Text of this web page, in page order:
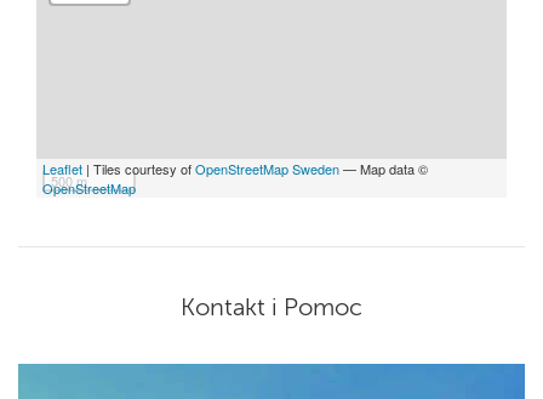
500 m
Leaflet | Tiles courtesy ofOpenStreetMap Sweden— Map data ©
OpenStreetMap
Kontakt i Pomoc